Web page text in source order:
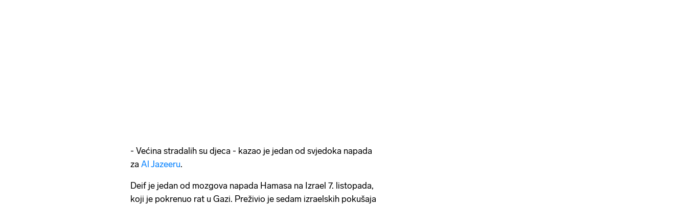
- Većina stradalih su djeca - kazao je jedan od svjedoka napada
za Al Jazeeru.
Deif je jedan od mozgova napada Hamasa na Izrael 7. listopada,
koji je pokrenuo rat u Gazi. Preživio je sedam izraelskih pokušaja